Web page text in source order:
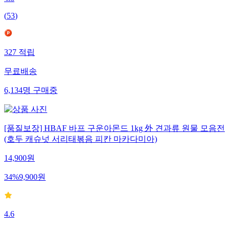
(53)
327적립
무료배송
6,134명구매중
[품질보장] HBAF 바프 구운아몬드 1kg 外 견과류 원물 모음전
(호두 캐슈넛 서리태볶음 피칸 마카다미아)
14,900원
34%9,900원
4.6